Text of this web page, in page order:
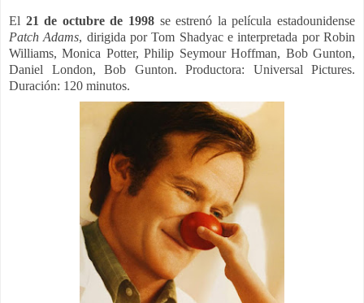
El 21 de octubre de 1998 se estrenó la película estadounidense
Patch Adams, dirigida por Tom Shadyac e interpretada por Robin
Williams, Monica Potter, Philip Seymour Hoffman, Bob Gunton,
Daniel London, Bob Gunton. Productora: Universal Pictures.
Duración: 120 minutos.